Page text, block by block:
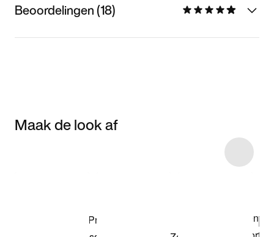
Beoordelingen (18)
Maak de look af